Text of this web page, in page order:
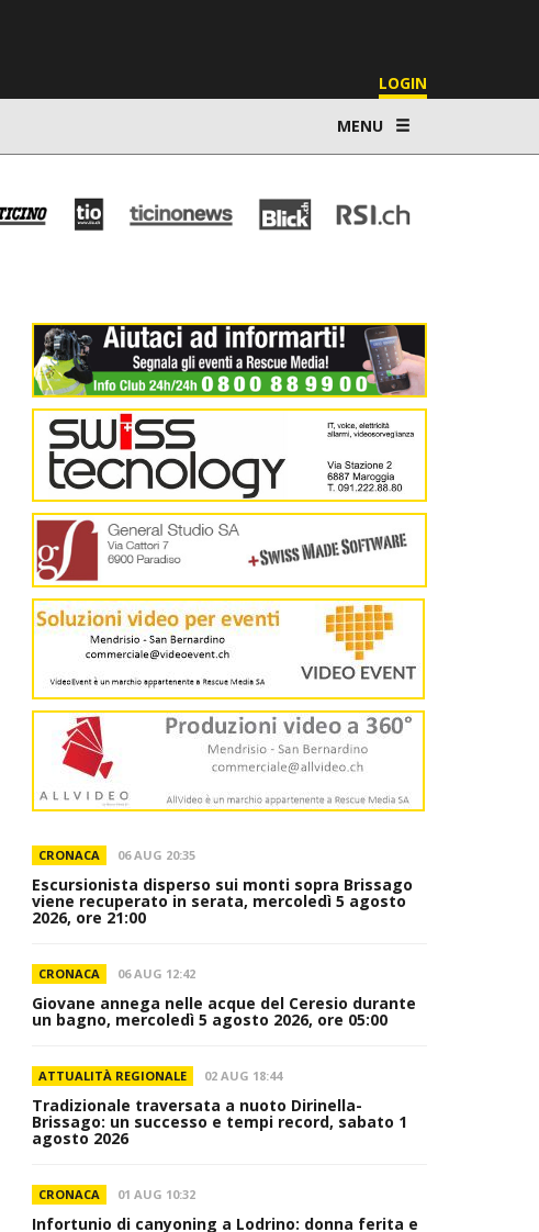
LOGIN
MENU
CRONACA 06 AUG 20:35
Escursionista disperso sui monti sopra Brissago
viene recuperato in serata, mercoledì 5 agosto
2026, ore 21:00
CRONACA 06 AUG 12:42
Giovane annega nelle acque del Ceresio durante
un bagno, mercoledì 5 agosto 2026, ore 05:00
ATTUALITÀ REGIONALE 02 AUG 18:44
Tradizionale traversata a nuoto Dirinella-
Brissago: un successo e tempi record, sabato 1
agosto 2026
CRONACA 01 AUG 10:32
Infortunio di canyoning a Lodrino: donna ferita e